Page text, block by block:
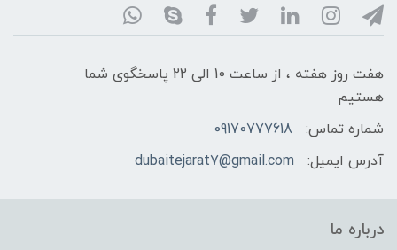
هفت روز هفته ، از ساعت 10 الی 22 پاسخگوی شما
هستیم
شماره تماس:
09170777618
آدرس ایمیل:
dubaitejarat7@gmail.com
درباره ما